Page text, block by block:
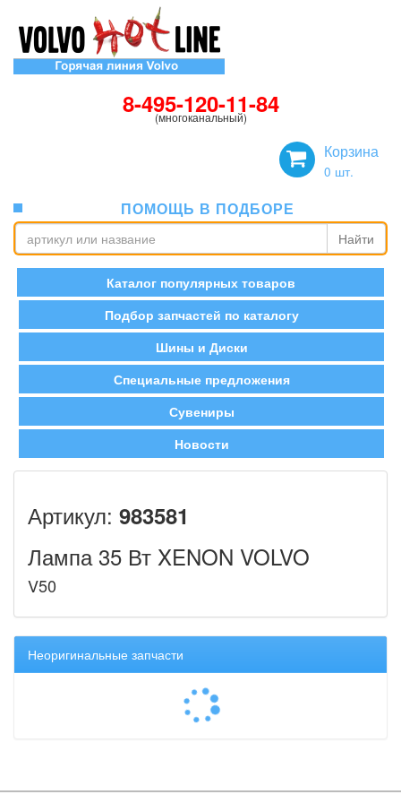
8-495-120-11-84
(многоканальный)
Корзина
0 шт.
ПОМОЩЬ В ПОДБОРЕ
Найти
Каталог популярных товаров
Подбор запчастей по каталогу
Шины и Диски
Специальные предложения
Сувениры
Новости
Артикул: 983581
Лампа 35 Вт XENON VOLVO
V50
Неоригинальные запчасти